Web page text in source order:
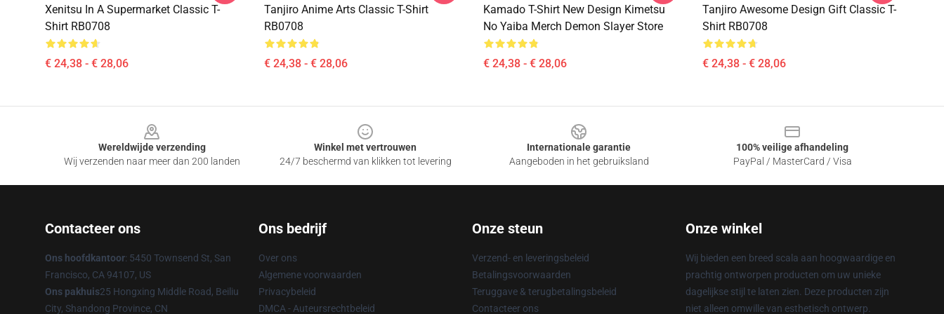
Xenitsu In A Supermarket Classic T-
Shirt RB0708
€ 24,38 - € 28,06
Tanjiro Anime Arts Classic T-Shirt
RB0708
€ 24,38 - € 28,06
Kamado T-Shirt New Design Kimetsu
No Yaiba Merch Demon Slayer Store
€ 24,38 - € 28,06
Tanjiro Awesome Design Gift Classic T-
Shirt RB0708
€ 24,38 - € 28,06
Wereldwijde verzending
Wij verzenden naar meer dan 200 landen
Winkel met vertrouwen
24/7 beschermd van klikken tot levering
Internationale garantie
Aangeboden in het gebruiksland
100% veilige afhandeling
PayPal / MasterCard / Visa
Contacteer ons
Ons hoofdkantoor: 5450 Townsend St, San
Francisco, CA 94107, US
Ons pakhuis25 Hongxing Middle Road, Beiliu
City, Shandong Province, CN
Ons bedrijf
Over ons
Algemene voorwaarden
Privacybeleid
DMCA - Auteursrechtbeleid
Onze steun
Verzend- en leveringsbeleid
Betalingsvoorwaarden
Teruggave & terugbetalingsbeleid
Contacteer ons
Onze winkel
Wij bieden een breed scala aan hoogwaardige en
prachtig ontworpen producten om uw unieke
dagelijkse stijl te laten zien. Deze producten zijn
niet alleen omwille van esthetisch ontwerp.